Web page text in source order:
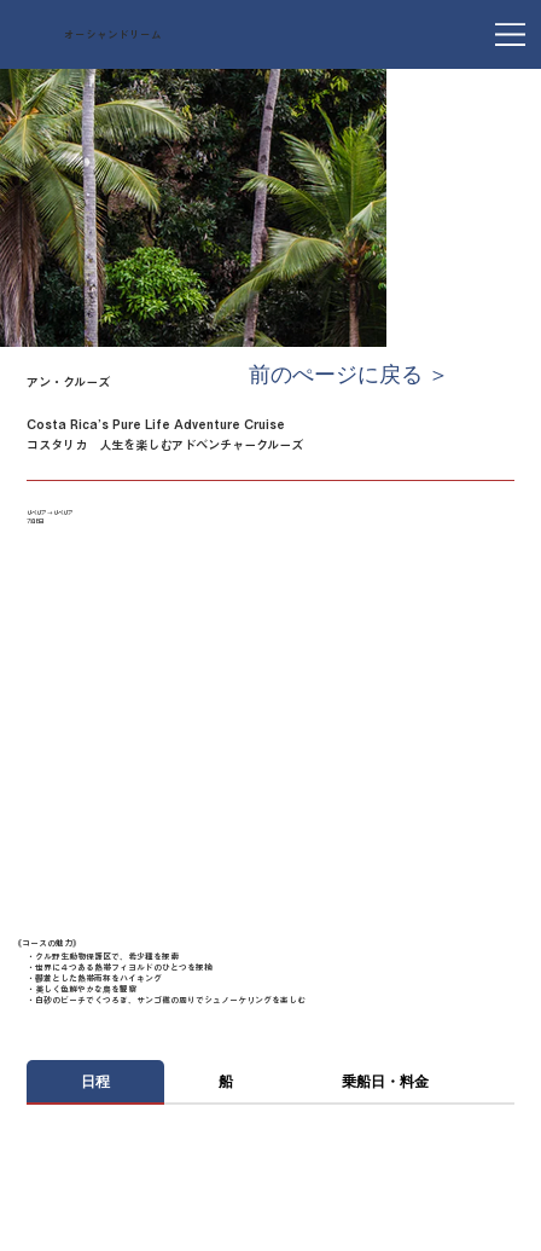
オーシャンドリーム
《​コースの魅力》
・クル野生動物保護区で、希少種を探索
・世界に４つある熱帯フィヨルドのひとつを探検
・鬱蒼とした熱帯雨林をハイキング
・美しく色鮮やかな鳥を観察
・白砂のビーチでくつろぎ、サンゴ礁の周りでシュノーケリングを楽しむ
日程 船 乗船日・料金
アン・クルーズ
Costa Rica’s Pure Life Adventure Cruise
コスタリカ 人生を楽しむアドベンチャークルーズ
リベリア → リベリア
7泊8日
前のぺージに戻る ＞